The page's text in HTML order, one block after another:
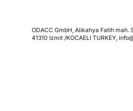
ODACC GmbH, Alikahya Fatih mah.
41310 Izmit /KOCAELI TURKEY,